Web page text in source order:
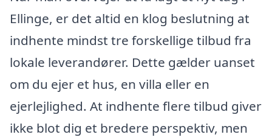
Ellinge, er det altid en klog beslutning at
indhente mindst tre forskellige tilbud fra
lokale leverandører. Dette gælder uanset
om du ejer et hus, en villa eller en
ejerlejlighed. At indhente flere tilbud giver
ikke blot dig et bredere perspektiv, men